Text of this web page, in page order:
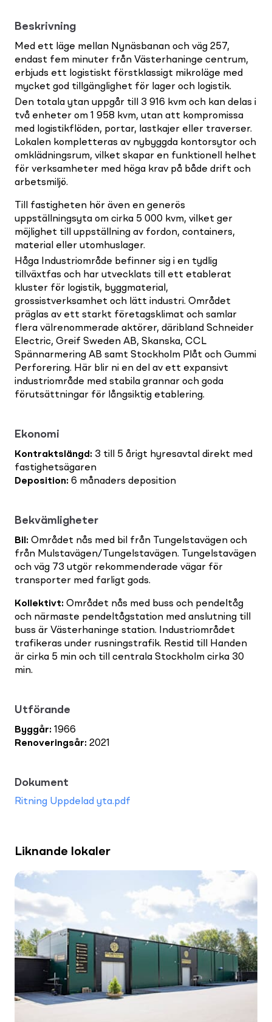
Beskrivning
Med ett läge mellan Nynäsbanan och väg 257,
endast fem minuter från Västerhaninge centrum,
erbjuds ett logistiskt förstklassigt mikroläge med
mycket god tillgänglighet för lager och logistik.
Den totala ytan uppgår till 3 916 kvm och kan delas i
två enheter om 1 958 kvm, utan att kompromissa
med logistikflöden, portar, lastkajer eller traverser.
Lokalen kompletteras av nybyggda kontorsytor och
omklädningsrum, vilket skapar en funktionell helhet
för verksamheter med höga krav på både drift och
arbetsmiljö.
Till fastigheten hör även en generös
uppställningsyta om cirka 5 000 kvm, vilket ger
möjlighet till uppställning av fordon, containers,
material eller utomhuslager.
Håga Industriområde befinner sig i en tydlig
tillväxtfas och har utvecklats till ett etablerat
kluster för logistik, byggmaterial,
grossistverksamhet och lätt industri. Området
präglas av ett starkt företagsklimat och samlar
flera välrenommerade aktörer, däribland Schneider
Electric, Greif Sweden AB, Skanska, CCL
Spännarmering AB samt Stockholm Plåt och Gummi
Perforering. Här blir ni en del av ett expansivt
industriområde med stabila grannar och goda
förutsättningar för långsiktig etablering.
Ekonomi
Kontraktslängd : 3 till 5 årigt hyresavtal direkt med
fastighetsägaren
Deposition: 6 månaders deposition
Bekvämligheter
Bil : Området nås med bil från Tungelstavägen och
från Mulstavägen/Tungelstavägen. Tungelstavägen
och väg 73 utgör rekommenderade vägar för
transporter med farligt gods.
Kollektivt: Området nås med buss och pendeltåg
och närmaste pendeltågstation med anslutning till
buss är Västerhaninge station. Industriområdet
trafikeras under rusningstrafik. Restid till Handen
är cirka 5 min och till centrala Stockholm cirka 30
min.
Utförande
Byggår: 1966
Renoveringsår: 2021
Dokument
Ritning Uppdelad yta.pdf
Liknande lokaler